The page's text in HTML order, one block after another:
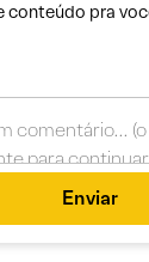
conteúdo pra
Enviar